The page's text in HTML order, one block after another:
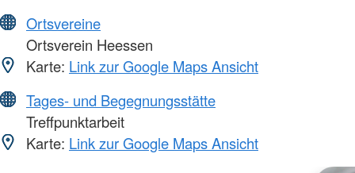
Ortsvereine
Ortsverein Heessen
Karte: Link zur Google Maps Ansicht
Tages- und Begegnungsstätte
Treffpunktarbeit
Karte: Link zur Google Maps Ansicht